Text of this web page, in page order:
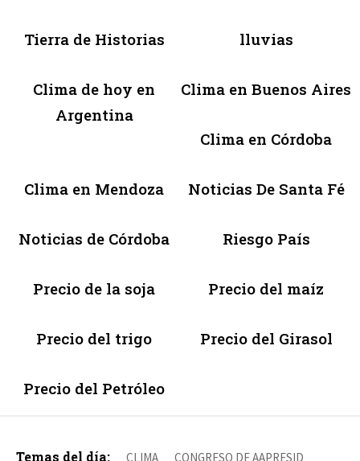
Tierra de Historias lluvias
Clima de hoy en
Argentina
Clima en Buenos Aires
Clima en Córdoba
Clima en Mendoza Noticias De Santa Fé
Noticias de Córdoba Riesgo País
Precio de la soja Precio del maíz
Precio del trigo Precio del Girasol
Precio del Petróleo
Temas del día: CLIMA CONGRESO DE AAPRESID